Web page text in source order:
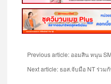
Previous article: ออมสิน หนุน
Next article: ธอส.จับมือ NT ร่ว